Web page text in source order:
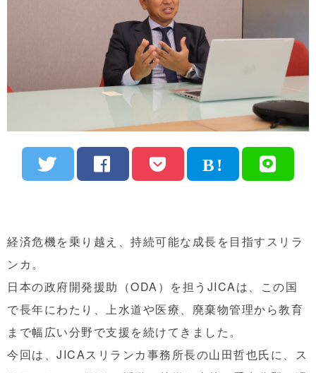
経済危機を乗り越え、持続可能な成長を目指すスリラ
ンカ。
日本の政府開発援助（ODA）を担うJICAは、この国
で長年にわたり、上水道や医療、廃棄物管理から教育
まで幅広い分野で支援を続けてきました。
今回は、JICAスリランカ事務所長の山田哲也氏に、ス